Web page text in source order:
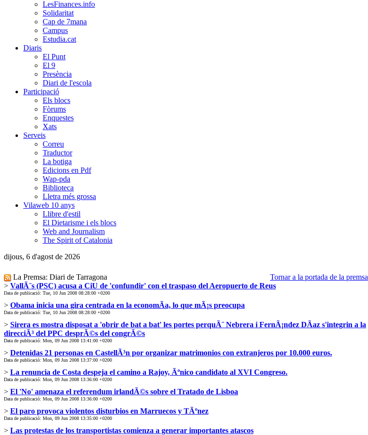
LesFinances.info
Solidaritat
Cap de 7mana
Campus
Estudia.cat
Diaris
El Punt
El 9
Presència
Diari de l'escola
Participació
Els blocs
Fòrums
Enquestes
Xats
Serveis
Correu
Traductor
La botiga
Edicions en Pdf
Wap-pda
Biblioteca
Lletra més grossa
Vilaweb 10 anys
Llibre d'estil
El Dietarisme i els blocs
Web and Journalism
The Spirit of Catalonia
dijous, 6 d'agost de 2026
La Premsa: Diari de Tarragona
Tornar a la portada de la premsa
> VallÃ¨s (PSC) acusa a CiU de 'confundir' con el traspaso del Aeropuerto de Reus
Data de publicació: Tue, 10 Jun 2008 08:28:00 +0200
> Obama inicia una gira centrada en la economÃ­a, lo que mÃ¡s preocupa
Data de publicació: Tue, 10 Jun 2008 08:28:00 +0200
> Sirera es mostra disposat a 'obrir de bat a bat' les portes perquÃ¨ Nebrera i FernÃ¡ndez DÃ­az s'integrin a la
direcciÃ³ del PPC desprÃ©s del congrÃ©s
Data de publicació: Mon, 09 Jun 2008 13:41:00 +0200
> Detenidas 21 personas en CastellÃ³n por organizar matrimonios con extranjeros por 10.000 euros.
Data de publicació: Mon, 09 Jun 2008 13:37:00 +0200
> La renuncia de Costa despeja el camino a Rajoy, Ãºnico candidato al XVI Congreso.
Data de publicació: Mon, 09 Jun 2008 13:36:00 +0200
> El 'No' amenaza el referendum irlandÃ©s sobre el Tratado de Lisboa
Data de publicació: Mon, 09 Jun 2008 13:36:00 +0200
> El paro provoca violentos disturbios en Marruecos y TÃºnez
Data de publicació: Mon, 09 Jun 2008 13:35:00 +0200
> Las protestas de los transportistas comienza a generar importantes atascos